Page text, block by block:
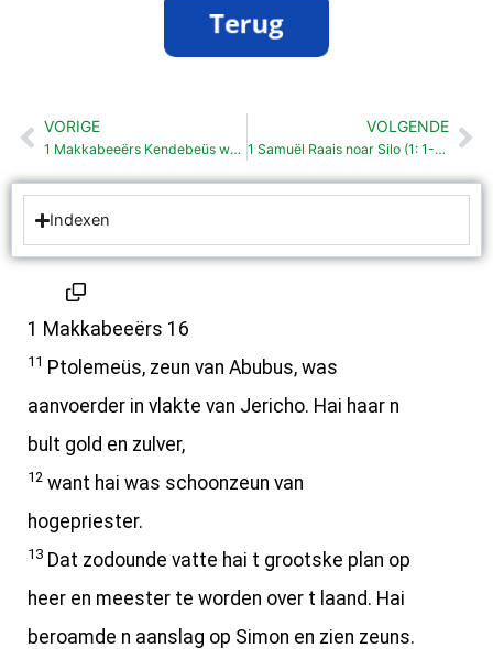
Vorige
VORIGE
1 Makkabeeërs Kendebeüs wordt versloagen (15:37-16:10)
VOLGENDE
1 Samuël Raais noar Silo (1: 1-19)
Indexen
1 Makkabeeërs 16
11 Ptolemeüs, zeun van Abubus, was
aanvoerder in vlakte van Jericho. Hai haar n
bult gold en zulver,
12 want hai was schoonzeun van
hogepriester.
13 Dat zodounde vatte hai t grootske plan op
heer en meester te worden over t laand. Hai
beroamde n aanslag op Simon en zien zeuns.